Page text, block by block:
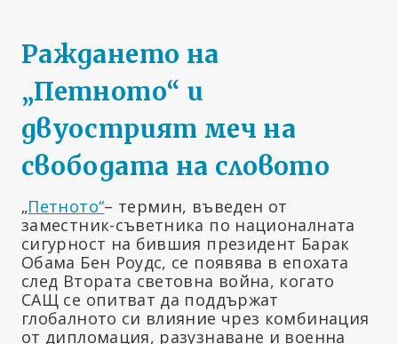
Раждането на
„Петното“ и
двуострият меч на
свободата на словото
„Петното“– термин, въведен от
заместник-съветника по националната
сигурност на бившия президент Барак
Обама Бен Роудс, се появява в епохата
след Втората световна война, когато
САЩ се опитват да поддържат
глобалното си влияние чрез комбинация
от дипломация, разузнаване и военна